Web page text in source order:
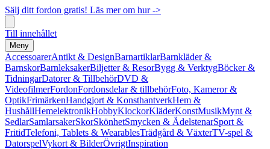
Sälj ditt fordon gratis! Läs mer om hur ->
Till innehållet
Meny
AccessoarerAntikt & DesignBarnartiklarBarnkläder &
BarnskorBarnleksakerBiljetter & ResorBygg & VerktygBöcker &
TidningarDatorer & TillbehörDVD &
VideofilmerFordonFordonsdelar & tillbehörFoto, Kameror &
OptikFrimärkenHandgjort & KonsthantverkHem &
HushållHemelektronikHobbyKlockorKläderKonstMusikMynt &
SedlarSamlarsakerSkorSkönhetSmycken & ÄdelstenarSport &
FritidTelefoni, Tablets & WearablesTrädgård & VäxterTV-spel &
DatorspelVykort & BilderÖvrigtInspiration